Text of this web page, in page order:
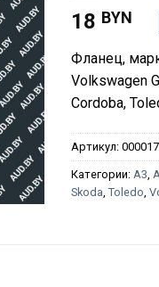
18 BYN
Фланец,
Volkswagen
Cordoba,
Артикул:
Категории: A3
Skoda ,Toledo ,